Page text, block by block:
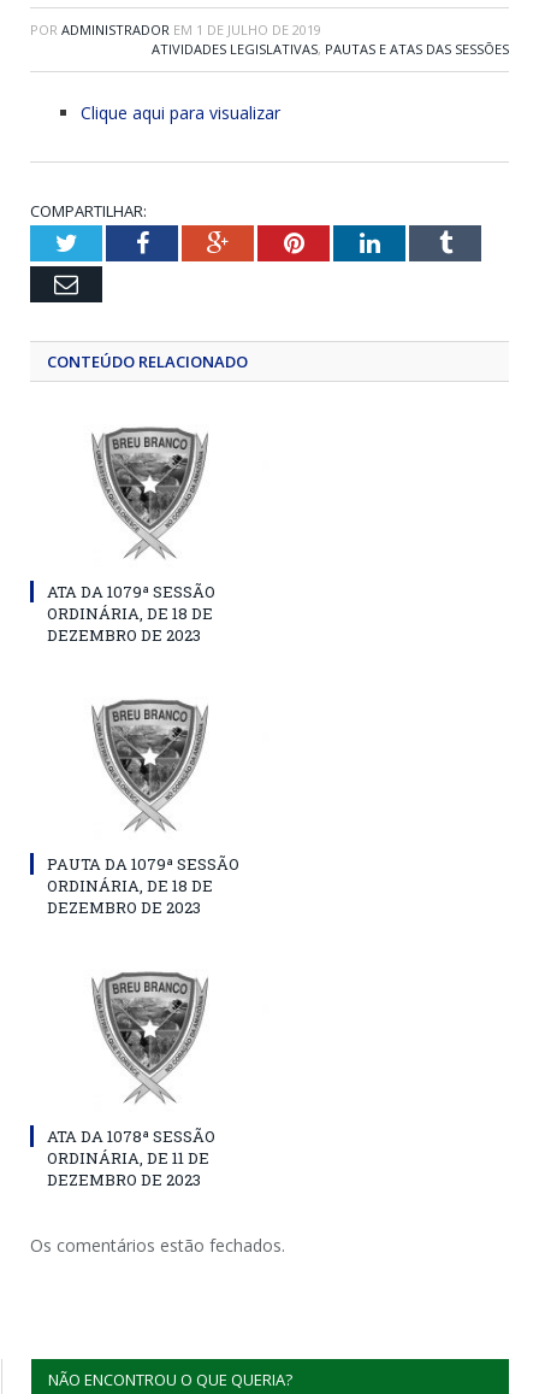
POR ADMINISTRADOR EM 1 DE JULHO DE 2019
ATIVIDADES LEGISLATIVAS, PAUTAS E ATAS DAS SESSÕES
Clique aqui para visualizar
COMPARTILHAR:
TwitterFacebookGoogle+PinterestLinkedInTumblr
Email
CONTEÚDO RELACIONADO
ATA DA 1079ª SESSÃO
ORDINÁRIA, DE 18 DE
DEZEMBRO DE 2023
PAUTA DA 1079ª SESSÃO
ORDINÁRIA, DE 18 DE
DEZEMBRO DE 2023
ATA DA 1078ª SESSÃO
ORDINÁRIA, DE 11 DE
DEZEMBRO DE 2023
Os comentários estão fechados.
NÃO ENCONTROU O QUE QUERIA?